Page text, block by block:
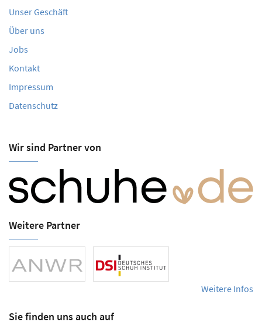
Unser Geschäft
Über uns
Jobs
Kontakt
Impressum
Datenschutz
Wir sind Partner von
Weitere Partner
Weitere Infos
Sie finden uns auch auf